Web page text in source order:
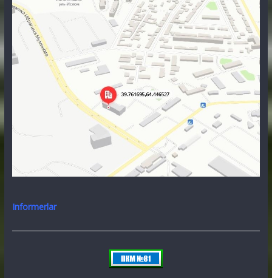
Informerlar